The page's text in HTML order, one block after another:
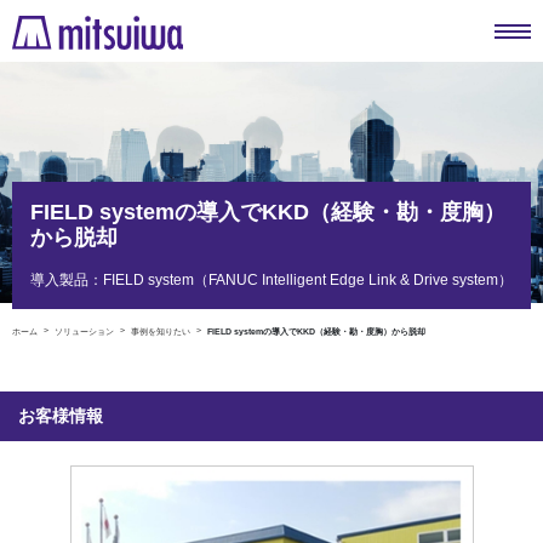
FIELD systemの導入でKKD（経験・勘・度胸）
から脱却
導入製品：FIELD system（FANUC Intelligent Edge Link & Drive system）
ホーム ソリューション 事例を知りたい FIELD systemの導入でKKD（経験・勘・度胸）から脱却
お客様情報